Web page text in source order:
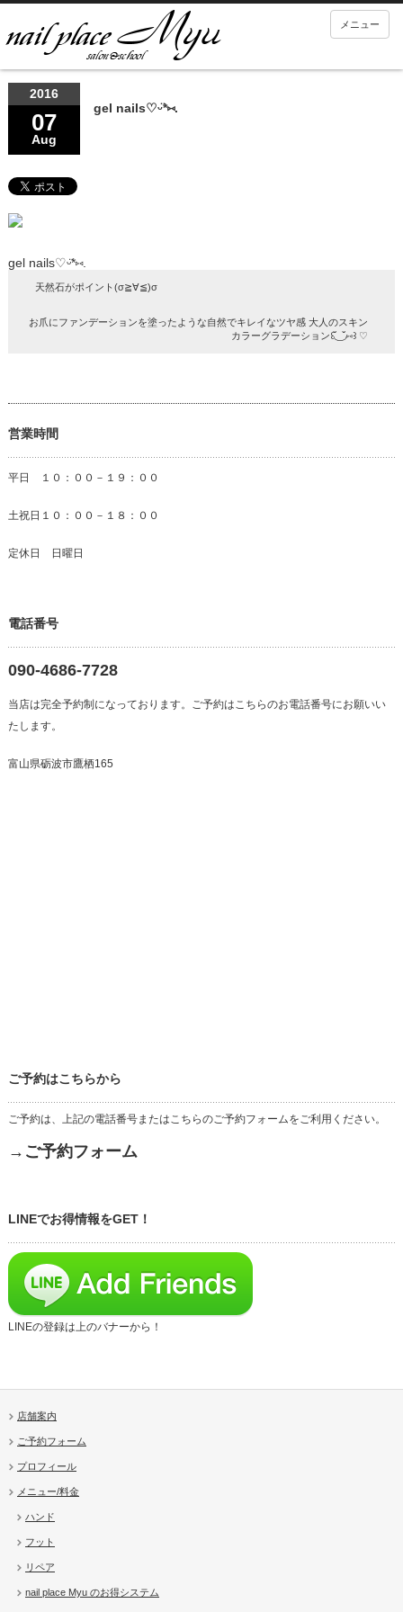
メニュー
2016
07
Aug
gel nails♡ᵕ̈*⑅.
gel nails♡ᵕ̈*⑅.
天然石がポイント(σ≧∀≦)σ
お爪にファンデーションを塗ったような自然でキレイなツヤ感 大人のスキン
カラーグラデーション꒰◟̆_◞̆⑅꒱ ♡
営業時間
平日 １０：００－１９：００
土祝日１０：００－１８：００
定休日 日曜日
電話番号
090-4686-7728
当店は完全予約制になっております。ご予約はこちらのお電話番号にお願いい
たします。
富山県砺波市鷹栖165
ご予約はこちらから
ご予約は、上記の電話番号またはこちらのご予約フォームをご利用ください。
→ご予約フォーム
LINEでお得情報をGET！
LINEの登録は上のバナーから！
店舗案内
ご予約フォーム
プロフィール
メニュー/料金
ハンド
フット
リペア
nail place Myu のお得システム